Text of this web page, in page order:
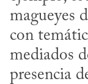
magueyes
con
mediados
presencia